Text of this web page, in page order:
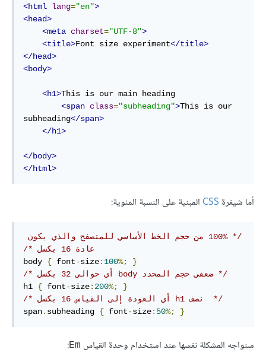
<html lang="en">
<head>
<meta charset="UTF-8">
<title>Font size experiment</title>
</head>
<body>
<h1>This is our main heading
<span class="subheading">This is our
subheading</span>
</h1>
</body>
</html>
أما شيفرة CSS المبنية على النسبة المئوية:
عادة 16 بكسل */
body { font-size: 100%;
}
/* أي حوالي 32 بكسل body ضعفي حجم المحدد */
h1 { font-size: 200%;
}
/* أي العودة إلى القياس 16 بكسل h1 نصف  */
span. subheading { font-size: 50%; }
سنواجه المشكلة نفسها عند استخدام وحدة القياس Em
: